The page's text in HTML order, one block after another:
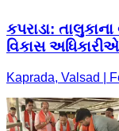
કપરાડા:
વિકાસ
Kaprada, Valsad |